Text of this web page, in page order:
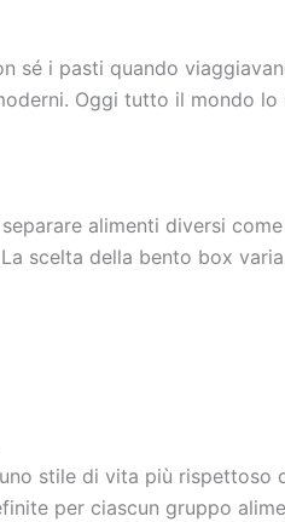
sé i pasti quando
Oggi tutto il mondo
alimenti diversi
scelta della bento box
stile di vita più rispettoso
per ciascun gruppo